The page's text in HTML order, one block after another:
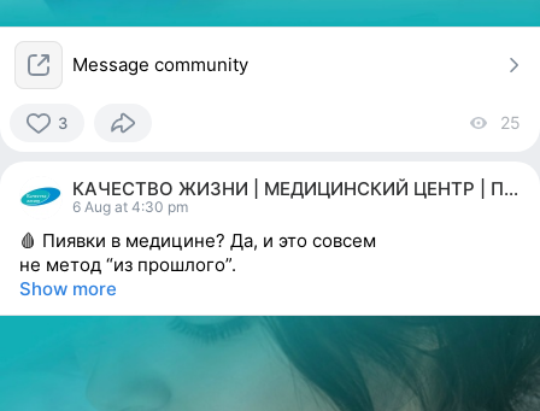
Message community
3
reacted
25
КАЧЕСТВО ЖИЗНИ | МЕДИЦИНСКИЙ ЦЕНТР | ПЕРМЬ
6 Aug at 4:30 pm
🩸 Пиявки в медицине? Да, и это совсем
не метод “из прошлого”.
Show more